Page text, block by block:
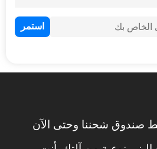
يفتح أنا يتلقّى فقط صندوق